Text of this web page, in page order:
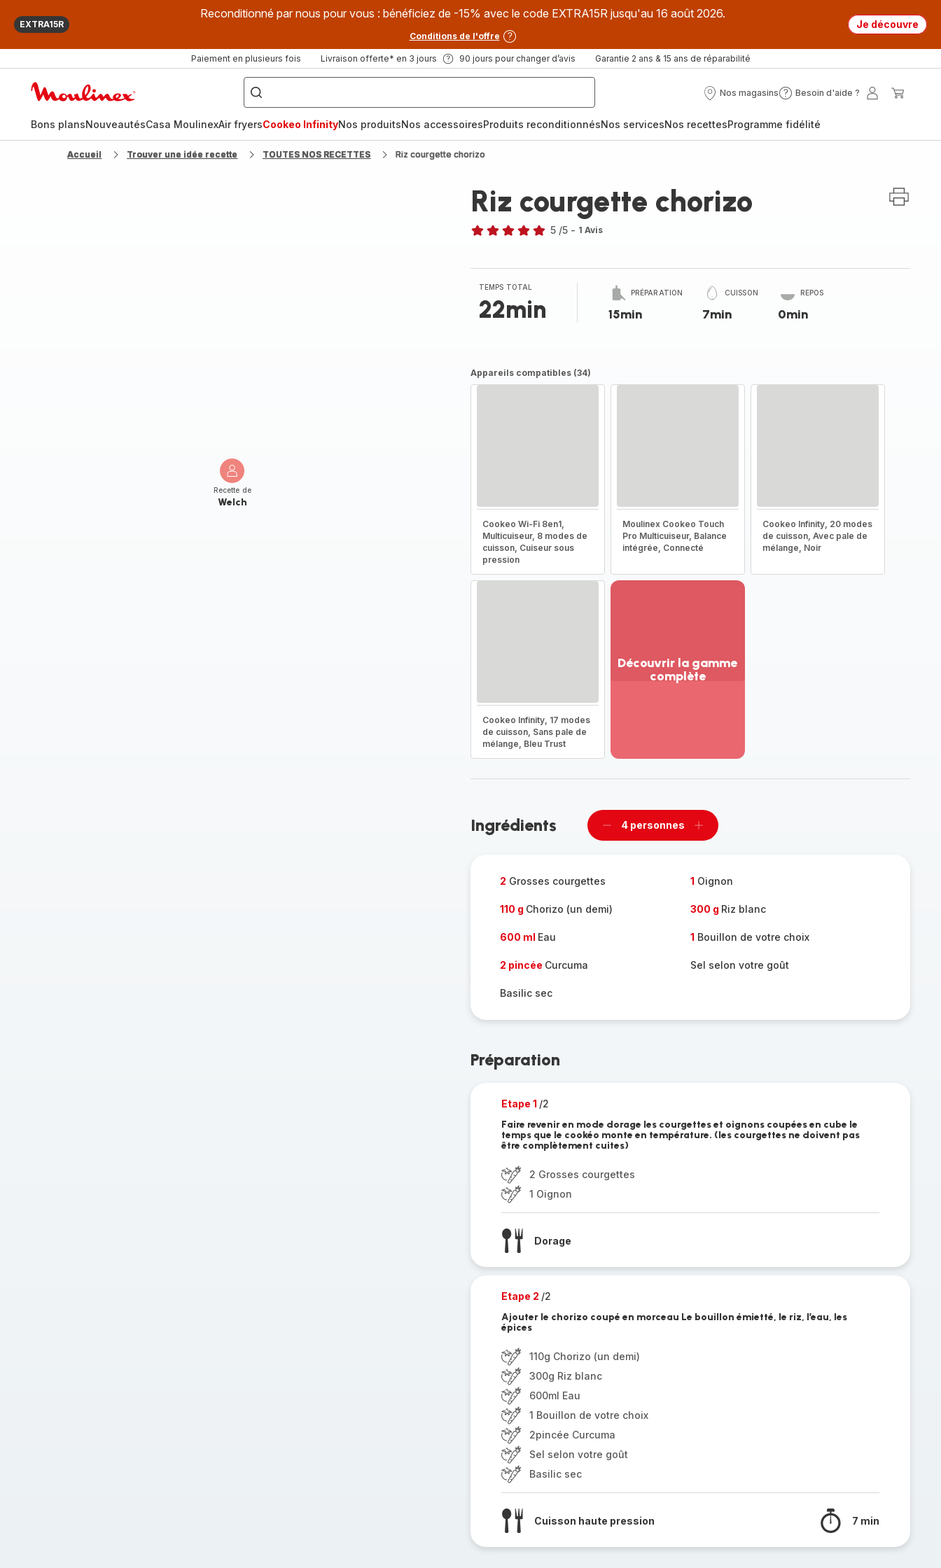
EXTRA15R
Reconditionné par nous pour vous : bénéficiez de -15% avec le code EXTRA15R jusqu'au 16 août 2026.
Conditions de l'offre
Je découvre
Paiement en plusieurs fois Livraison offerte* en 3 jours 90 jours pour changer d’avis Garantie 2 ans & 15 ans de réparabilité
["Que
recherchez-
vous
?",
fryer",
"Companion"]
Nos magasins
Nos
Besoin d'aide ?
Besoin
?
Mon
Bons plansNouveautésCasa MoulinexAir fryersCookeo InfinityNos produitsNos accessoiresProduits reconditionnésNos servicesNos recettesProgramme fidélité
Accueil Trouver une idée recette TOUTES NOS RECETTES Riz courgette chorizo
Recette de
Welch
Riz courgette chorizo
étoiles
(moyenne)
5 /5 - 1 Avis
TEMPS TOTAL
22min
PRÉPARATION
15min
CUISSON
7min
REPOS
0min
Appareils compatibles (34)
Cookeo Wi-Fi 8en1,
Multicuiseur, 8 modes de
cuisson, Cuiseur sous
pression
Moulinex Cookeo Touch
Pro Multicuiseur, Balance
intégrée, Connecté
Cookeo Infinity, 20 modes
de cuisson, Avec pale de
mélange, Noir
Cookeo Infinity, 17 modes
de cuisson, Sans pale de
mélange, Bleu Trust
Découvrir la gamme
complète
gamme
Ingrédients
Supprimer
4 personnes
Ajouter
2 Grosses courgettes 1 Oignon
110 g Chorizo (un demi) 300 g Riz blanc
600 ml Eau 1 Bouillon de votre choix
2 pincée Curcuma Sel selon votre goût
Basilic sec
Préparation
Etape 1 /2
Faire revenir en mode dorage les courgettes et oignons coupées en cube le
temps que le cookéo monte en température. (les courgettes ne doivent pas
être complètement cuites)
2 Grosses courgettes
1 Oignon
Dorage
Etape 2 /2
Ajouter le chorizo coupé en morceau Le bouillon émietté, le riz, l’eau, les
épices
110g Chorizo (un demi)
300g Riz blanc
600ml Eau
1 Bouillon de votre choix
2pincée Curcuma
Sel selon votre goût
Basilic sec
Cuisson haute pression 7 min